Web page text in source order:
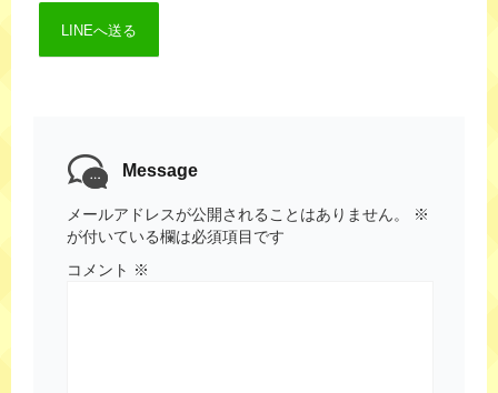
LINEへ送る
Message
メールアドレスが公開されることはありません。
※
が付いている欄は必須項目です
コメント ※